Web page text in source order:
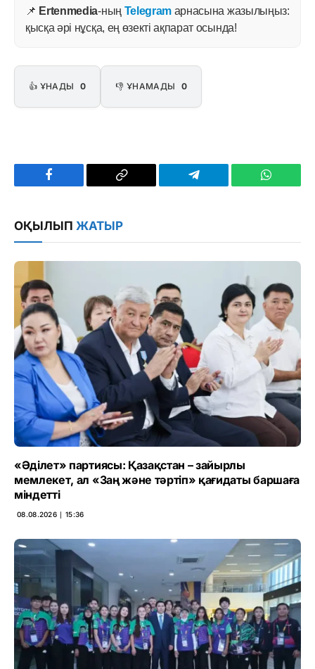
📌 Ertenmedia-ның Telegram арнасына жазылыңыз:
қысқа әрі нұсқа, ең өзекті ақпарат осында!
👍 ҰНАДЫ 0 👎 ҰНАМАДЫ 0
Facebook
Copy
Telegram
ОҚЫЛЫП ЖАТЫР
«Әділет» партиясы: Қазақстан – зайырлы
мемлекет, ал «Заң және тәртіп» қағидаты баршаға
міндетті
08.08.2026 ∣ 15:36